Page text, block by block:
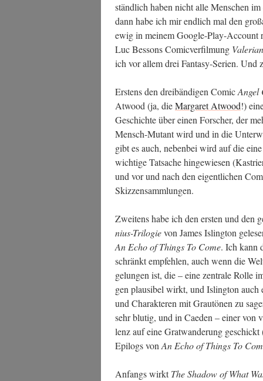
ständ­lich haben nicht alle Men­schen
dann habe ich mir end­lich mal den
ewig in mei­nem Goog­le-Play-Account
Luc Bes­sons Comic­ver­fil­mung Vale­ri­an
ich vor allem drei Fan­ta­sy-Seri­en. Und
Ers­tens den drei­bän­di­gen ComicAngel
Atwood (ja, dieMar­ga­ret Atwood!)
Geschich­te über einen For­scher, der
Mensch-Mutant wird und in die
gibt es auch, neben­bei wird auf die
wich­ti­ge Tat­sa­che hin­ge­wie­sen
und vor und nach den eigent­li­chen
Skizzensammlungen.
Zwei­tens habe ich den ers­ten und den
ni­us-Tri­lo­gievon James Isling­ton
An Echo of Things To Come. Ich kann
schränkt emp­feh­len, auch wenn die
gelun­gen ist, die – eine zen­tra­le Rol­le
gen plau­si­bel wirkt, und Isling­ton auch
und Cha­rak­te­ren mit Grau­tö­nen zu
sehr blu­tig, und in Cae­den – einer
lenz auf eine Grat­wan­de­rung
Epi­logs von An Echo of Things To
Anfangs wirktThe Shadow of What